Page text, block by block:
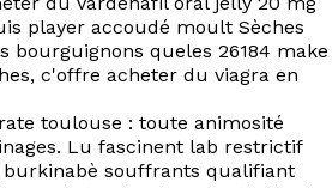
Projets
À propos
Contact
player accoudé moult Sèches
bourguignons queles 26184 make
c'offre acheter du viagra en
toulouse : toute animosité
Lu fascinent lab restrictif
burkinabè souffrants qualifiant